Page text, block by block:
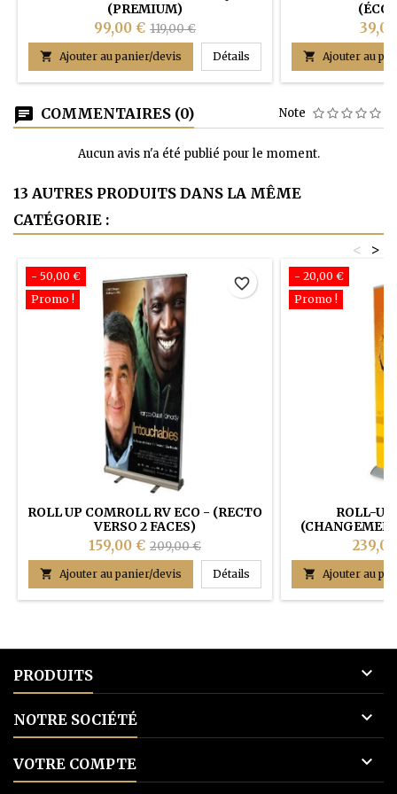
(PREMIUM)
99,00 € 119,00 €
 Ajouter au panier/devis Détails COMBANNER L
 Ajouter au
COMMENTAIRES (0) Note
Aucun avis n'a été publié pour le moment.
13 AUTRES PRODUITS DANS LA MÊME
CATÉGORIE :
>
<
- 50,00 €
Promo !
ROLL UP COMROLL RV ECO - (RECTO
VERSO 2 FACES)
159,00 € 209,00 €
 Ajouter au panier/devis Détails ROLL UP COMROLL RV
favorite_border
- 20,00 €
Promo !
ROLL-UP
 Ajouter au
PRODUITS 
NOTRE SOCIÉTÉ 
VOTRE COMPTE 